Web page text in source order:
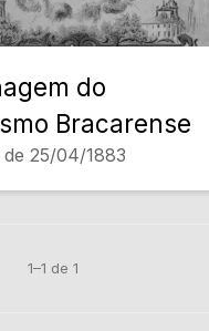
do
Bracarense
25/04/1883
1–1 de 1